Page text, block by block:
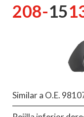
208-15
Similar a O.E.